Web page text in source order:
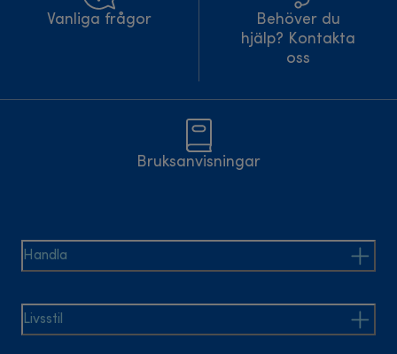
Vanliga frågor
Behöver du
hjälp? Kontakta
oss
Bruksanvisningar
Handla
Livsstil